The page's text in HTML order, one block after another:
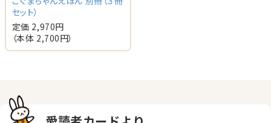
セット）
定価 2,970円
（本体 2,700円）